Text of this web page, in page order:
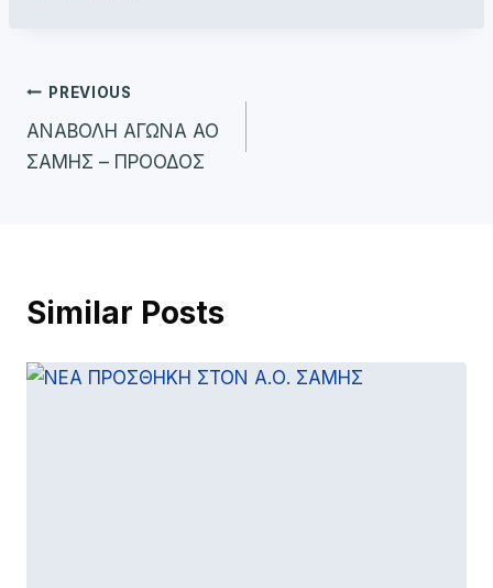
Πλοήγηση
άρθρων
PREVIOUS
ΑΝΑΒΟΛΗ ΑΓΩΝΑ ΑΟ
ΣΑΜΗΣ – ΠΡΟΟΔΟΣ
Similar Posts